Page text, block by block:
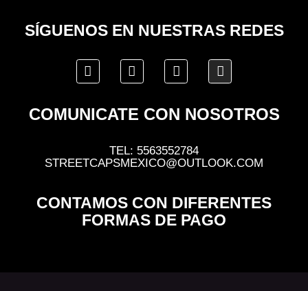
SÍGUENOS EN NUESTRAS REDES
COMUNICATE CON NOSOTROS
TEL: 5563552784
STREETCAPSMEXICO@OUTLOOK.COM
CONTAMOS CON DIFERENTES
FORMAS DE PAGO